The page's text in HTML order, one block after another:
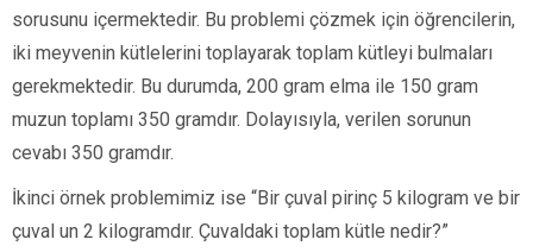
sorusunu içermektedir. Bu problemi çözmek için öğrencilerin,
iki meyvenin kütlelerini toplayarak toplam kütleyi bulmaları
gerekmektedir. Bu durumda, 200 gram elma ile 150 gram
muzun toplamı 350 gramdır. Dolayısıyla, verilen sorunun
cevabı 350 gramdır.
İkinci örnek problemimiz ise “Bir çuval pirinç 5 kilogram ve bir
çuval un 2 kilogramdır. Çuvaldaki toplam kütle nedir?”